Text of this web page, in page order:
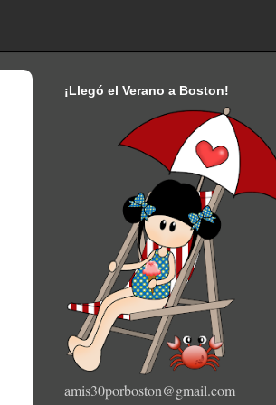
¡Llegó el Verano a Boston!
amis30porboston@gmail.com